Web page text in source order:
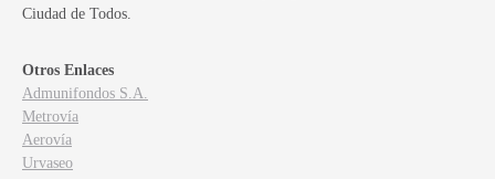
Ciudad de Todos.
Otros Enlaces
Admunifondos S.A.
Metrovía
Aerovía
Urvaseo